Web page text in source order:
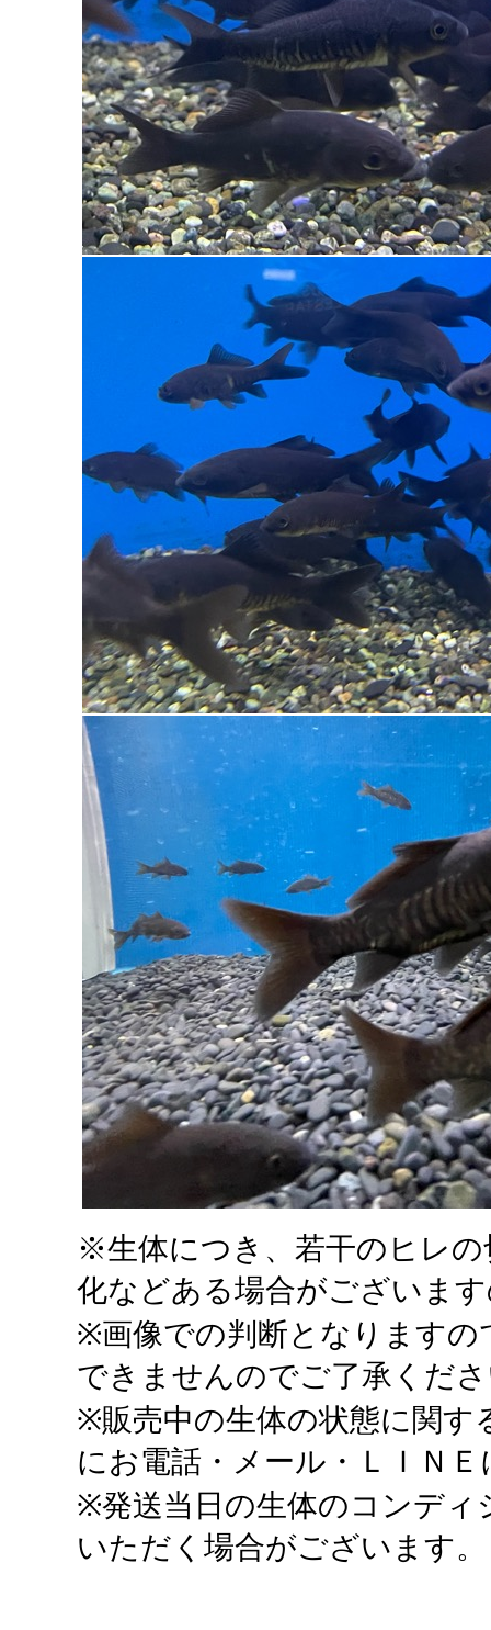
※生体につき、若干のヒレ
化などある場合がございま
※画像での判断となりますの
できませんのでご了承くだ
※販売中の生体の状態に関す
にお電話・メール・ＬＩＮ
※発送当日の生体のコンディ
いただく場合がございます。